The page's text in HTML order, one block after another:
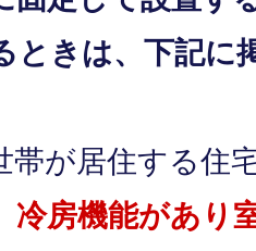
ときは、下記に
帯が居住する住
冷房機能があり